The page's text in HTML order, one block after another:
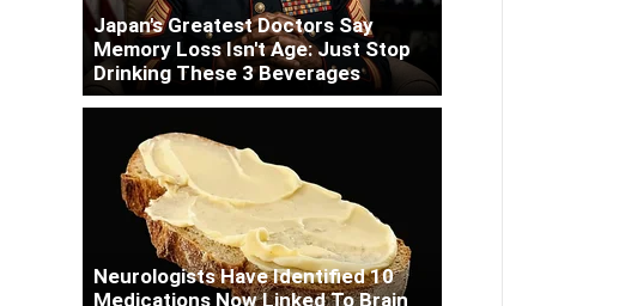
Japan's Greatest Doctors Say
Memory Loss Isn't Age: Just Stop
Drinking These 3 Beverages
Neurologists Have Identified 10
Medications Now Linked To Brain